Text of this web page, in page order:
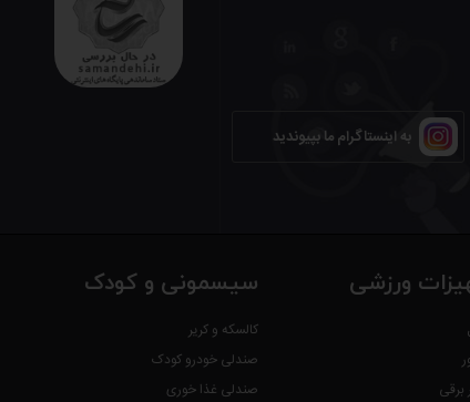
به اینستاگرام ما بپیوندید
ورزشی
برقی
سیسمونی و کودک
کالسکه و کریر
صندلی خودرو کودک
صندلی غذا خوری